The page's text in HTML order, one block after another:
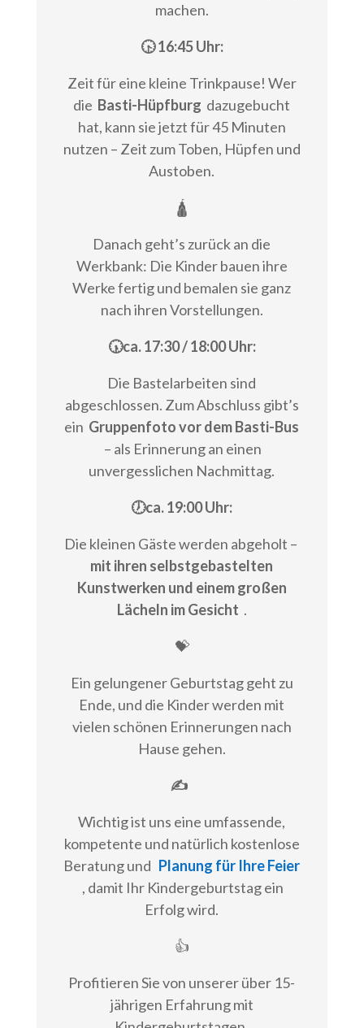
machen.
🕟 16:45 Uhr:
Zeit für eine kleine Trinkpause! Wer
die Basti-Hüpfburg dazugebucht
hat, kann sie jetzt für 45 Minuten
nutzen – Zeit zum Toben, Hüpfen und
Austoben.
🛕
Danach geht’s zurück an die
Werkbank: Die Kinder bauen ihre
Werke fertig und bemalen sie ganz
nach ihren Vorstellungen.
🕠ca. 17:30 / 18:00 Uhr:
Die Bastelarbeiten sind
abgeschlossen. Zum Abschluss gibt’s
ein Gruppenfoto vor dem Basti-Bus
– als Erinnerung an einen
unvergesslichen Nachmittag.
🕖ca. 19:00 Uhr:
Die kleinen Gäste werden abgeholt –
mit ihren selbstgebastelten
Kunstwerken und einem großen
Lächeln im Gesicht .
💝
Ein gelungener Geburtstag geht zu
Ende, und die Kinder werden mit
vielen schönen Erinnerungen nach
Hause gehen.
✍
Wichtig ist uns eine umfassende,
kompetente und natürlich kostenlose
Beratung und Planung für Ihre Feier
, damit Ihr Kindergeburtstag ein
Erfolg wird.
👍
Profitieren Sie von unserer über 15-
jährigen Erfahrung mit